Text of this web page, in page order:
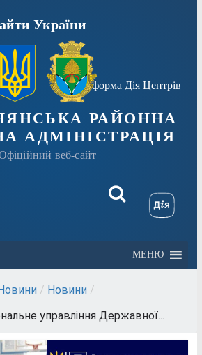
України
Платформа Дія Центрів
РАЙОННА
АДМІНІСТРАЦІЯ
веб-сайт
МЕНЮ
Новини / Новини /
управління Державної...